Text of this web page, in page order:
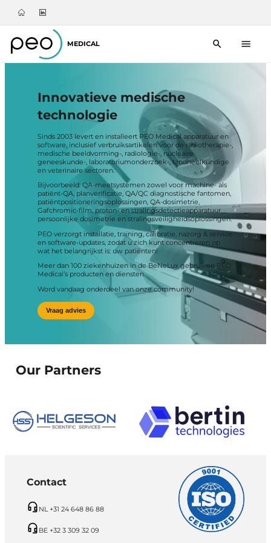
MEDICAL
Innovatieve medische
technologie
Sinds 2003 levert en installeert PEO Medical apparatuur en
software, inclusief verbruiksartikelen voor de radiotherapie-,
medische beeldvorming-, radiologie-, nucleaire
geneeskunde-, laboratoriumonderzoek-, tandheelkundige
en veterinaire sectoren.
Bijvoorbeeld: QA-meetsystemen zowel voor machine- als
patiënt-QA, planverificatie, QA/QC diagnostische fantomen,
patiëntpositioneringsoplossingen, QA-dosimetrie,
Gafchromic-film, proton- en stralingsdetectieapparatuur,
persoonlijke dosimetrie en stralingsveiligheidsoplossingen.
PEO verzorgt installatie, training, calibratie, nazorg & service
en software-updates, zodat u zich kunt concentreren op
wat het belangrijkst is: uw patiënten!
Meer dan 100 ziekenhuizen in de BeNeLux gebruiken PEO
Medical’s producten en diensten.
Word vandaag onderdeel van onze community!
Vraag advies
Our Partners
Contact
NL +31 24 648 86 88
BE +32 3 309 32 09